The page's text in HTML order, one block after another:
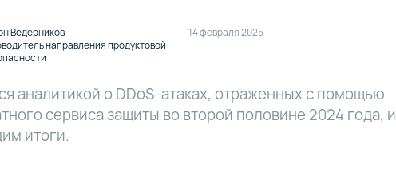
Ведерников
направления продуктовой
14 февраля 2025
аналитикой о DDoS-атаках, отраженных с помощью
сервиса защиты во второй половине 2024 года, и
итоги.